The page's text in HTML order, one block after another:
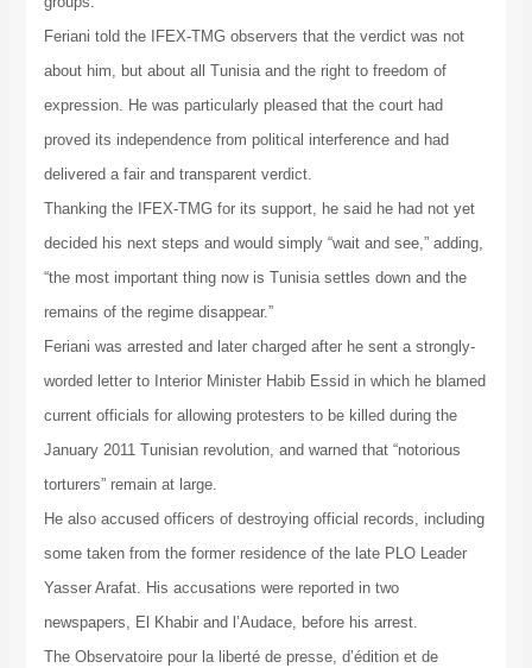
Feriani told the IFEX-TMG observers that the verdict was not
about him, but about all Tunisia and the right to freedom of
expression. He was particularly pleased that the court had
proved its independence from political interference and had
delivered a fair and transparent verdict.
Thanking the IFEX-TMG for its support, he said he had not yet
decided his next steps and would simply “wait and see,” adding,
“the most important thing now is Tunisia settles down and the
remains of the regime disappear.”
Feriani was arrested and later charged after he sent a strongly-
worded letter to Interior Minister Habib Essid in which he blamed
current officials for allowing protesters to be killed during the
January 2011 Tunisian revolution, and warned that “notorious
torturers” remain at large.
He also accused officers of destroying official records, including
some taken from the former residence of the late PLO Leader
Yasser Arafat. His accusations were reported in two
newspapers, El Khabir and l’Audace, before his arrest.
The Observatoire pour la liberté de presse, d’édition et de